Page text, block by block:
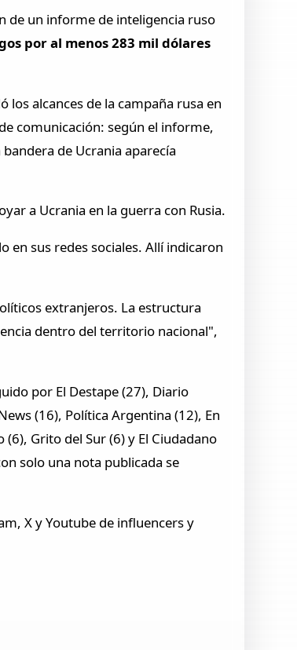
de un informe de inteligencia ruso
por al menos 283 mil dólares
los alcances de la campaña rusa en
comunicación: según el informe,
de Ucrania aparecía
a Ucrania en la guerra con Rusia.
en sus redes sociales. Allí indicaron
extranjeros. La estructura
dentro del territorio nacional",
por El Destape (27), Diario
(16), Política Argentina (12), En
Grito del Sur (6) y El Ciudadano
solo una nota publicada se
X y Youtube de influencers y